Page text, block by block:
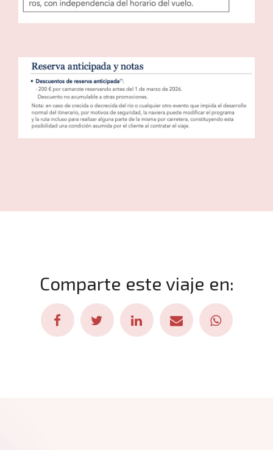
Comparte este viaje en: